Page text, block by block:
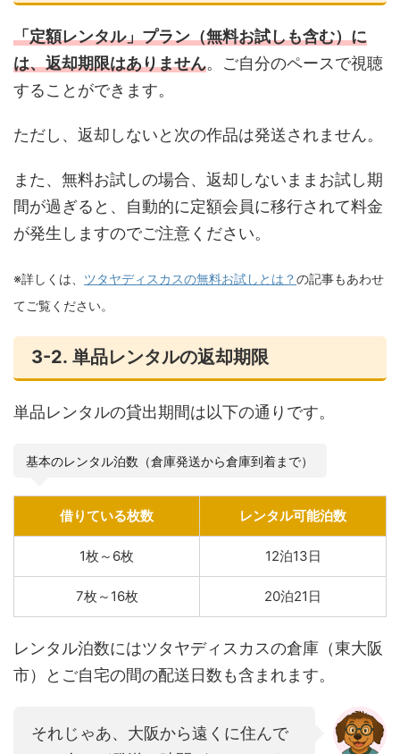
「定額レンタル」プラン（無料お試しも含む）に
は、返却期限はありません。ご自分のペースで視聴
することができます。
ただし、返却しないと次の作品は発送されません。
また、無料お試しの場合、返却しないままお試し期
間が過ぎると、自動的に定額会員に移行されて料金
が発生しますのでご注意ください。
※詳しくは、 ツタヤディスカスの無料お試しとは？の記事もあわせ
てご覧ください。
3-2. 単品レンタルの返却期限
単品レンタルの貸出期間は以下の通りです。
基本のレンタル泊数（倉庫発送から倉庫到着まで）
借りている枚数 レンタル可能泊数
1枚～6枚 12泊13日
7枚～16枚 20泊21日
レンタル泊数にはツタヤディスカスの倉庫（東大阪
市）とご自宅の間の配送日数も含まれます。
それじゃあ、大阪から遠くに住んで